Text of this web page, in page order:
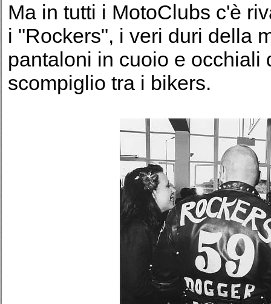
Ma in tutti i MotoClubs c'è
i "Rockers", i veri duri della
pantaloni in cuoio e occhiali
scompiglio tra i bikers.